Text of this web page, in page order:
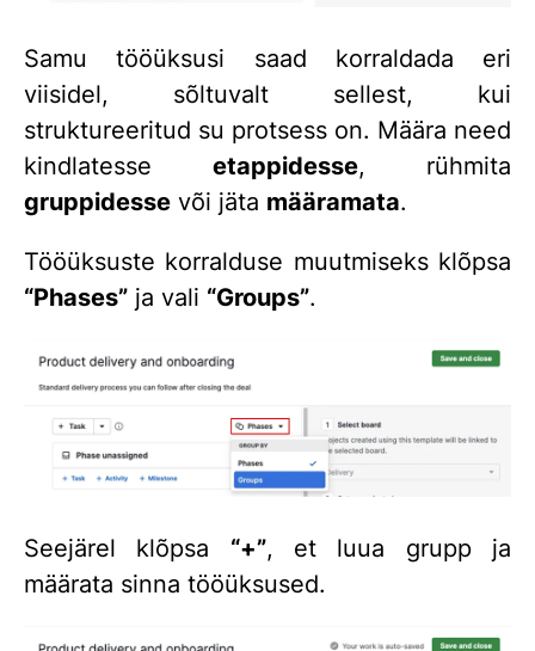
Samu tööüksusi saad korraldada eri
viisidel, sõltuvalt sellest, kui
struktureeritud su protsess on. Määra need
kindlatesse etappidesse, rühmita
gruppidesse või jäta määramata.
Tööüksuste korralduse muutmiseks klõpsa
“Phases” ja vali “Groups”.
Seejärel klõpsa “+”, et luua grupp ja
määrata sinna tööüksused.